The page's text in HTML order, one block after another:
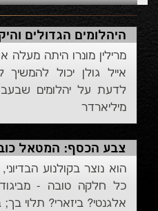
היהלומים הגדולים
מרילין מונרו היתה
אייל גולן יכול
לדעת על יהלומים
מיליארדר
צבע הכסף: המטאל
הוא נוצר בקולנוע
כל חלקה טובה - מביגוד
אלגנטי? ביזארי? תלוי